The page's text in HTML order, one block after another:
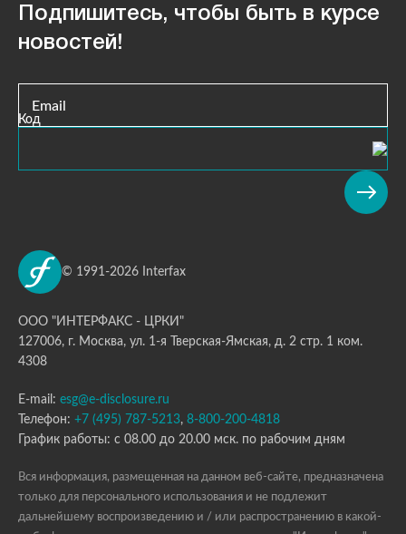
Подпишитесь, чтобы быть в курсе
новостей!
Email
Код
© 1991-2026 Interfax
ООО "ИНТЕРФАКС - ЦРКИ"
127006, г. Москва, ул. 1-я Тверская-Ямская, д. 2 стр. 1 ком.
4308
E-mail: esg@e-disclosure.ru
Телефон: +7 (495) 787-5213, 8-800-200-4818
График работы: с 08.00 до 20.00 мск. по рабочим дням
Вся информация, размещенная на данном веб-сайте, предназначена
только для персонального использования и не подлежит
дальнейшему воспроизведению и / или распространению в какой-